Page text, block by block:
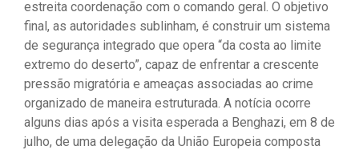
estreita coordenação com o comando geral. O objetivo
final, as autoridades sublinham, é construir um sistema
de segurança integrado que opera “da costa ao limite
extremo do deserto”, capaz de enfrentar a crescente
pressão migratória e ameaças associadas ao crime
organizado de maneira estruturada. A notícia ocorre
alguns dias após a visita esperada a Benghazi, em 8 de
julho, de uma delegação da União Europeia composta